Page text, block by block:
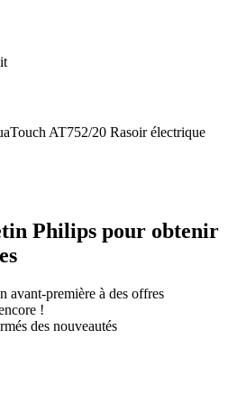
AT752/20 Rasoir électrique
Philips pour obtenir
avant-première à des offres
!
des nouveautés